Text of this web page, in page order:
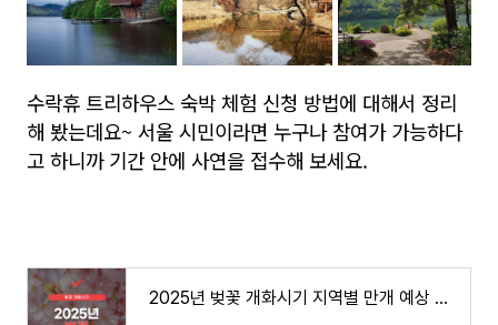
수락휴 트리하우스 숙박 체험 신청 방법에 대해서 정리
해 봤는데요~ 서울 시민이라면 누구나 참여가 가능하다
고 하니까 기간 안에 사연을 접수해 보세요.
2025년 벚꽃 개화시기 지역별 만개 예상 날짜